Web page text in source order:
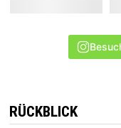
RÜCKBLICK